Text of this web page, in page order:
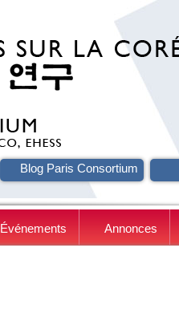
Blog Paris Consortium
Événements Annonces